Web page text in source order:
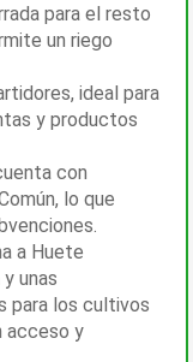
para el resto
un riego
ideal para
y productos
con
lo que
a Huete
unas
para los cultivos
acceso y